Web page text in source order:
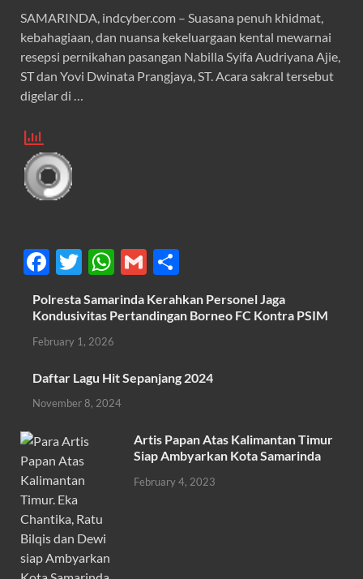
SAMARINDA, indcyber.com – Suasana penuh khidmat,
kebahagiaan, dan nuansa kekeluargaan kental mewarnai
resepsi pernikahan pasangan Nabilla Syifa Audriyana Ajie,
ST dan Yovi Dwinata Prangjaya, ST. Acara sakral tersebut
digelar di …
F
ac
e
b
o
o
k
T
w
itt
er
W
h
at
A
p
p
G
m
ail
h
ar
Polresta Samarinda Kerahkan Personel Jaga
Kondusivitas Pertandingan Borneo FC Kontra PSIM
February 1, 2026
Daftar Lagu Hit Sepanjang 2024
November 8, 2024
Artis Papan Atas Kalimantan Timur
Siap Ambyarkan Kota Samarinda
February 4, 2023